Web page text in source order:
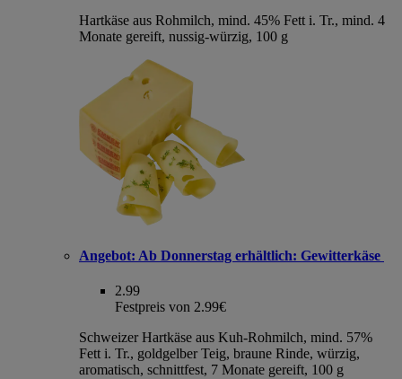
Hartkäse aus Rohmilch, mind. 45% Fett i. Tr., mind. 4
Monate gereift, nussig-würzig, 100 g
Angebot: Ab Donnerstag erhältlich: Gewitterkäse
2.99
Festpreis von 2.99€
Schweizer Hartkäse aus Kuh-Rohmilch, mind. 57%
Fett i. Tr., goldgelber Teig, braune Rinde, würzig,
aromatisch, schnittfest, 7 Monate gereift, 100 g